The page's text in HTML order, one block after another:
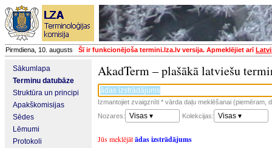
Pirmdiena, 10. augusts Šī ir funkcionējoša termini.lza.lv versija. Apmeklējiet arī
Sākumlapa
Terminu datubāze
Struktūra un principi
Apakškomisijas
Sēdes
Lēmumi
Protokoli
AkadTerm – plašākā latviešu
Izmantojiet zvaigznīti * vārda daļu meklēšanai (piemēram,
Nozares:
Visas ▾ Kolekcijas: Visas ▾
Jūs meklējātādas izstrādājums